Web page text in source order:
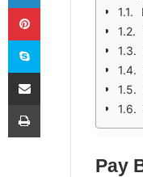
Pay
Pinterest
Skype
E-Posta ile paylaş